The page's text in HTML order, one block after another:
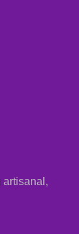
artisanal,